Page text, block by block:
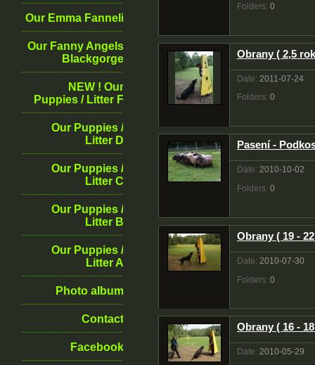
Our Emma Fanneli
Our Fanny Angels
Blackgorge
NEW ! Our
Puppies / Litter F
Our Puppies /
Litter D
Our Puppies /
Litter C
Our Puppies /
Litter B
Our Puppies /
Litter A
Photo album
Contact
Facebook
Folders: 0
Obrany ( 2,5
Date: 2011-07-24
Folders: 0
Pasení -
Date: 2010-10-02
Folders: 0
Obrany ( 19 -
Date: 2010-07-30
Folders: 0
Obrany ( 16 -
Date: 2010-05-29